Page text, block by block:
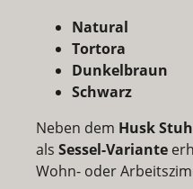
Natural
Tortora
Dunkelbraun
Schwarz
Neben dem Husk
als Sessel-Variante
Wohn- oder